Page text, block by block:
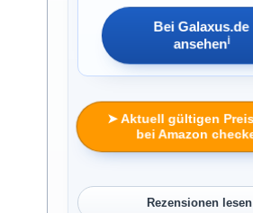
Bei Galaxus.de
ansehenℹ︎
➤ Aktuell gültigen
bei Amazon
Rezensionen lesen